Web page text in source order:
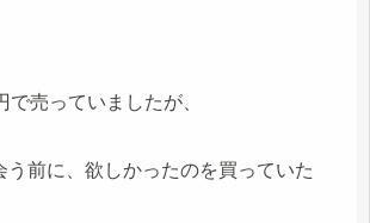
で売っていましたが、
う前に、欲しかったのを買っていた